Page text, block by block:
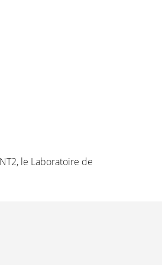
le Laboratoire de